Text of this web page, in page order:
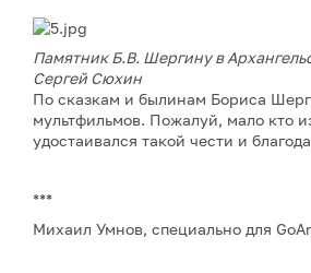
Памятник Б.В. Шергину в
Сергей Сюхин
По сказкам и былинам Бориса
мультфильмов. Пожалуй, мало кто
удостаивался такой чести и
***
Михаил Умнов, специально для